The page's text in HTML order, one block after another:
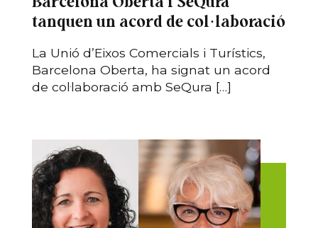
tanquen un acord de col·laboració
La Unió d’Eixos Comercials i Turístics,
Barcelona Oberta, ha signat un acord
de col·laboració amb SeQura […]